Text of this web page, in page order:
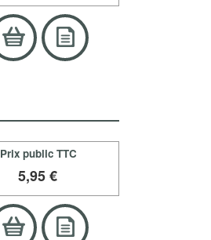
Prix public TTC
5,95 €